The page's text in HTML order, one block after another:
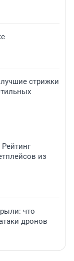
стрижки
из
что
дронов